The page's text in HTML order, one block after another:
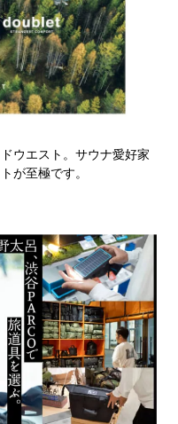
ウエスト。サウナ愛好家
が至極です。